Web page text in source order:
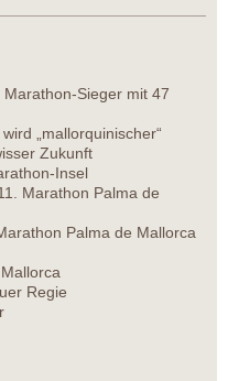
Sieger mit 47
„mallorquinischer“
Zukunft
Insel
Marathon Palma de
Palma de Mallorca
Regie